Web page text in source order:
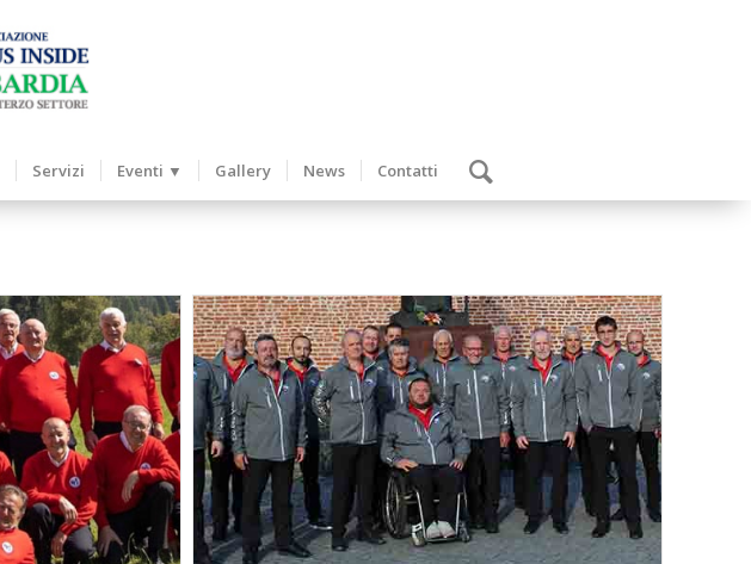
Servizi Eventi ▼ Gallery News Contatti